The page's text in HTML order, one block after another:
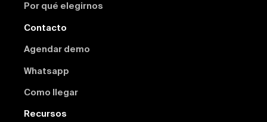
Por qué elegirnos
Contacto
Agendar demo
Whatsapp
Como llegar
Recursos